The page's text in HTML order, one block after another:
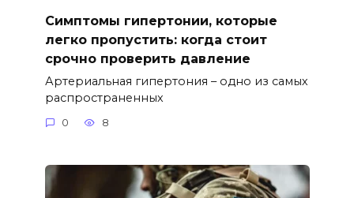
Симптомы гипертонии, которые
легко пропустить: когда стоит
срочно проверить давление
Артериальная гипертония – одно из самых
распространенных
0 8